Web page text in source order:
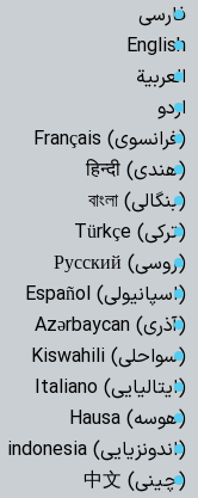
فارسی
English
العربیة
اردو
(فرانسوی) Français
(هندی) हिन्दी
(بنگالی) বাংলা
(ترکی) Türkçe
(روسی) Русский
(اسپانیولی) Español
(آذری) Azərbaycan
(سواحلی) Kiswahili
(ایتالیایی) Italiano
(هوسه) Hausa
(اندونزیایی) indonesia
(چینی) 中文